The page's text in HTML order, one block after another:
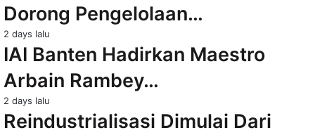
Dorong Pengelolaan…
2 days lalu
IAI Banten Hadirkan Maestro
Arbain Rambey…
2 days lalu
Reindustrialisasi Dimulai Dari